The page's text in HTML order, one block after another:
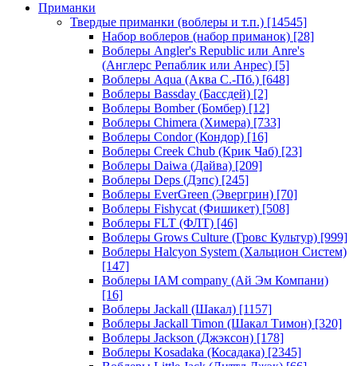
Приманки
Твердые приманки (воблеры и т.п.) [14545]
Набор воблеров (набор приманок) [28]
Воблеры Angler's Republic или Anre's
(Англерс Репаблик или Анрес) [5]
Воблеры Aqua (Аква С.-Пб.) [648]
Воблеры Bassday (Бассдей) [2]
Воблеры Bomber (Бомбер) [12]
Воблеры Chimera (Химера) [733]
Воблеры Condor (Кондор) [16]
Воблеры Creek Chub (Крик Чаб) [23]
Воблеры Daiwa (Дайва) [209]
Воблеры Deps (Дэпс) [245]
Воблеры EverGreen (Эвергрин) [70]
Воблеры Fishycat (Фишикет) [508]
Воблеры FLT (ФЛТ) [46]
Воблеры Grows Culture (Гровс Культур) [999]
Воблеры Halcyon System (Хальцион Систем)
[147]
Воблеры IAM company (Ай Эм Компани)
[16]
Воблеры Jackall (Шакал) [1157]
Воблеры Jackall Timon (Шакал Тимон) [320]
Воблеры Jackson (Джэксон) [178]
Воблеры Kosadaka (Косадака) [2345]